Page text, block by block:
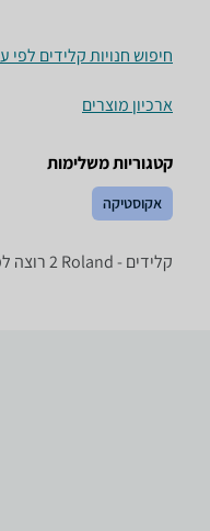
חיפוש חנויות קלידים לפי
ארכיון מוצרים
קטגוריות משלימות
אקוסטיקה
קלידים - ‏Roland ‏2 רוצה למצוא את הקלידים שאתה צריך? רק בזאפ תמצא מאות ביקורות על קלידים מערכת סינון מתקדמת לפי יצרן , סוג ועוד, השוואת מחירים ביותר מאלף חנויות פנאי וספורט ותקבל החלטה חכמה!